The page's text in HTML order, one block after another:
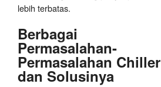
lebih terbatas.
Berbagai
Permasalahan-
Permasalahan Chiller
dan Solusinya